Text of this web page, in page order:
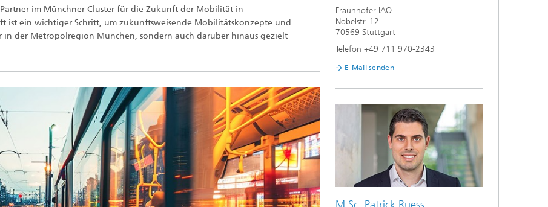
im Münchner Cluster für die Zukunft der Mobilität in
ist ein wichtiger Schritt, um zukunftsweisende Mobilitätskonzepte und
der Metropolregion München, sondern auch darüber hinaus gezielt
Fraunhofer IAO
Nobelstr. 12
70569 Stuttgart
Telefon +49 711 970-2343
E-Mail senden
M.Sc. Patrick Ruess